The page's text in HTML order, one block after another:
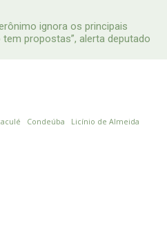
ignora os principais
propostas”, alerta deputado
Condeúba
Licínio de Almeida